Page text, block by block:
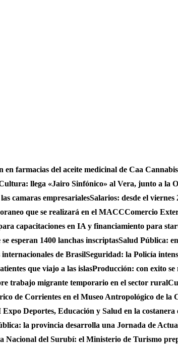
farmacias del aceite medicinal de Caa Cannabis
llega «Jairo Sinfónico» al Vera, junto a la
camaras empresarialesSalarios: desde el
que se realizará en el MACCComercio
capacitaciones en IA y financiamiento para
esperan 1400 lanchas inscriptasSalud Pública:
de BrasilSeguridad: la Policía
que viajo a las islasProducción: con exito se
trabajo migrante temporario en el sector rural
de Corrientes en el Museo Antropológico de la
Deportes, Educación y Salud en la
la provincia desarrolla una Jornada de
Nacional del Surubí: el Ministerio de Turismo